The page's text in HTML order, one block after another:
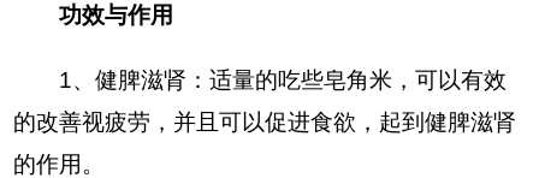
功效与作用
1、健脾滋肾：适量的吃些皂角米，可以有效
的改善视疲劳，并且可以促进食欲，起到健脾滋肾
的作用。